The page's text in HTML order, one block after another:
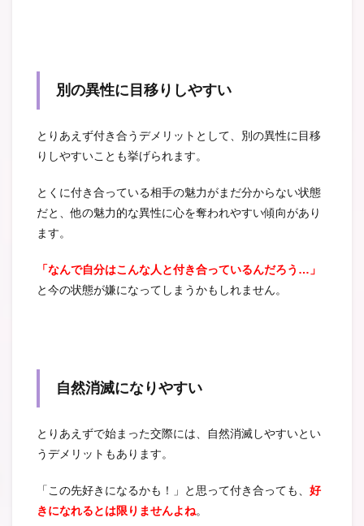
別の異性に目移りしやすい
とりあえず付き合うデメリットとして、別の異性に目移
りしやすいことも挙げられます。
とくに付き合っている相手の魅力がまだ分からない状態
だと、他の魅力的な異性に心を奪われやすい傾向があり
ます。
「なんで自分はこんな人と付き合っているんだろう…」
と今の状態が嫌になってしまうかもしれません。
自然消滅になりやすい
とりあえずで始まった交際には、自然消滅しやすいとい
うデメリットもあります。
「この先好きになるかも！」と思って付き合っても、 好
きになれるとは限りませんよね。